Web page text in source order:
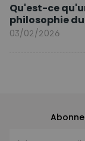
Qu'est-ce
philosophie
03/02/2026